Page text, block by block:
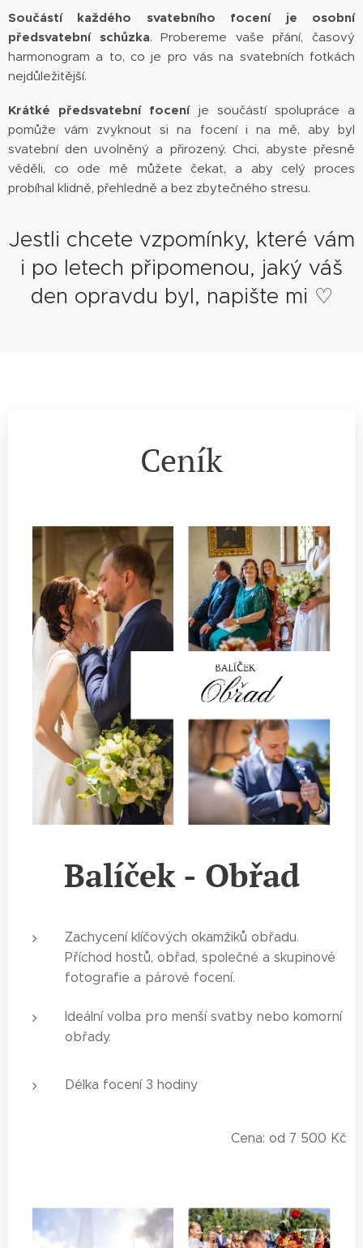
Součástí každého svatebního focení je osobní
předsvatební schůzka. Probereme vaše přání, časový
harmonogram a to, co je pro vás na svatebních fotkách
nejdůležitější.
Krátké předsvatební foceníje součástí spolupráce a
pomůže vám zvyknout si na focení i na mě, aby byl
svatební den uvolněný a přirozený. Chci, abyste přesně
věděli, co ode mě můžete čekat, a aby celý proces
probíhal klidně, přehledně a bez zbytečného stresu.
Jestli chcete vzpomínky, které vám
i po letech připomenou, jaký váš
den opravdu byl, napište mi ♡
Ceník
Balíček - Obřad
Zachycení klíčových okamžiků obřadu.
Příchod hostů, obřad, společné a skupinové
fotografie a párové focení.
Ideální volba pro menší svatby nebo komorní
obřady.
Délka focení 3 hodiny
Cena: od 7 500 Kč